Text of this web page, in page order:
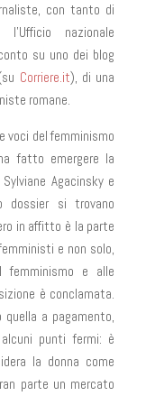
con tanto di
nazionale
su uno dei blog
Corriere.it), di una
romane.
voci del femminismo
fatto emergere la
Sylviane Agacinskye
dossier si trovano
in affitto è la parte
e non solo,
e alle
è conclamata.
a pagamento,
punti fermi: è
la donna come
parte un mercato